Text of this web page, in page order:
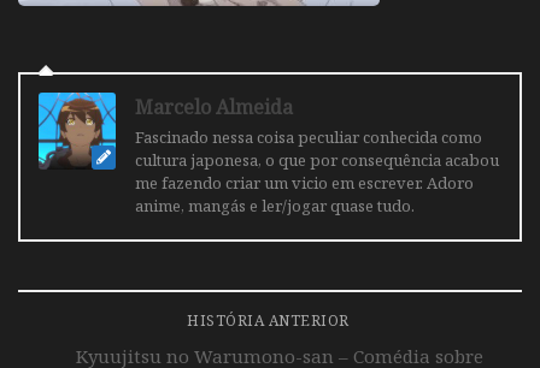
Marcelo Almeida
Fascinado nessa coisa peculiar conhecida como
cultura japonesa, o que por consequência acabou
me fazendo criar um vicio em escrever. Adoro
anime, mangás e ler/jogar quase tudo.
HISTÓRIA ANTERIOR
Kyuujitsu no Warumono-san – Comédia sobre